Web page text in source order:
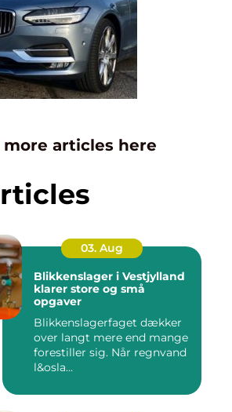
more articles here
03. Aug
Blikkenslager i Vestjylland
klarer store og små
opgaver
Blikkenslagerfaget dækker
over langt mere end mange
forestiller sig. Når regnvand
l&osla...